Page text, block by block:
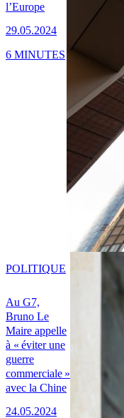
l’Europe
29.05.2024
6 MINUTES
Au G7,
Bruno Le
Maire appelle
à « éviter une
guerre
commerciale »
avec la Chine
24.05.2024
POLITIQUE